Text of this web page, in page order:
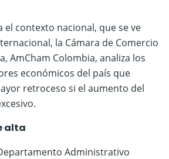
el contexto nacional, que se ve
la Cámara de Comercio
AmCham Colombia, analiza los
económicos del país que
retroceso si el aumento del
alta
Administrativo